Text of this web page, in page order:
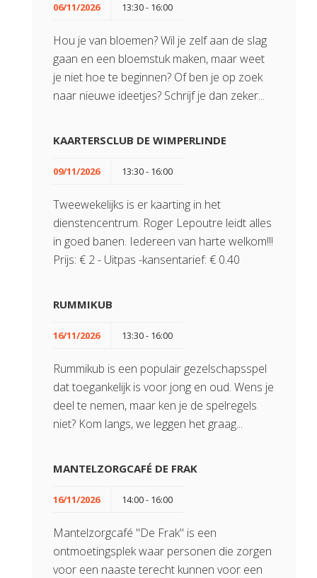
06/11/2026 13:30 - 16:00
Hou je van bloemen? Wil je zelf aan de slag
gaan en een bloemstuk maken, maar weet
je niet hoe te beginnen? Of ben je op zoek
naar nieuwe ideetjes? Schrijf je dan zeker...
KAARTERSCLUB DE WIMPERLINDE
09/11/2026 13:30 - 16:00
Tweewekelijks is er kaarting in het
dienstencentrum. Roger Lepoutre leidt alles
in goed banen. Iedereen van harte welkom!!!
Prijs: € 2 - Uitpas -kansentarief: € 0.40
RUMMIKUB
16/11/2026 13:30 - 16:00
Rummikub is een populair gezelschapsspel
dat toegankelijk is voor jong en oud. Wens je
deel te nemen, maar ken je de spelregels
niet? Kom langs, we leggen het graag...
MANTELZORGCAFÉ DE FRAK
16/11/2026 14:00 - 16:00
Mantelzorgcafé "De Frak" is een
ontmoetingsplek waar personen die zorgen
voor een naaste terecht kunnen voor een